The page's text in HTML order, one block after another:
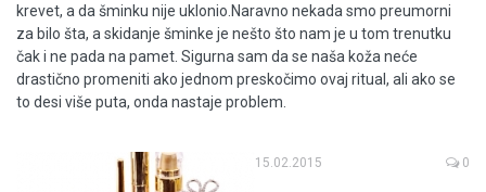
krevet, a da šminku nije uklonio.Naravno nekada smo preumorni
za bilo šta, a skidanje šminke je nešto što nam je u tom trenutku
čak i ne pada na pamet. Sigurna sam da se naša koža neće
drastično promeniti ako jednom preskočimo ovaj ritual, ali ako se
to desi više puta, onda nastaje problem.
15.02.2015 0